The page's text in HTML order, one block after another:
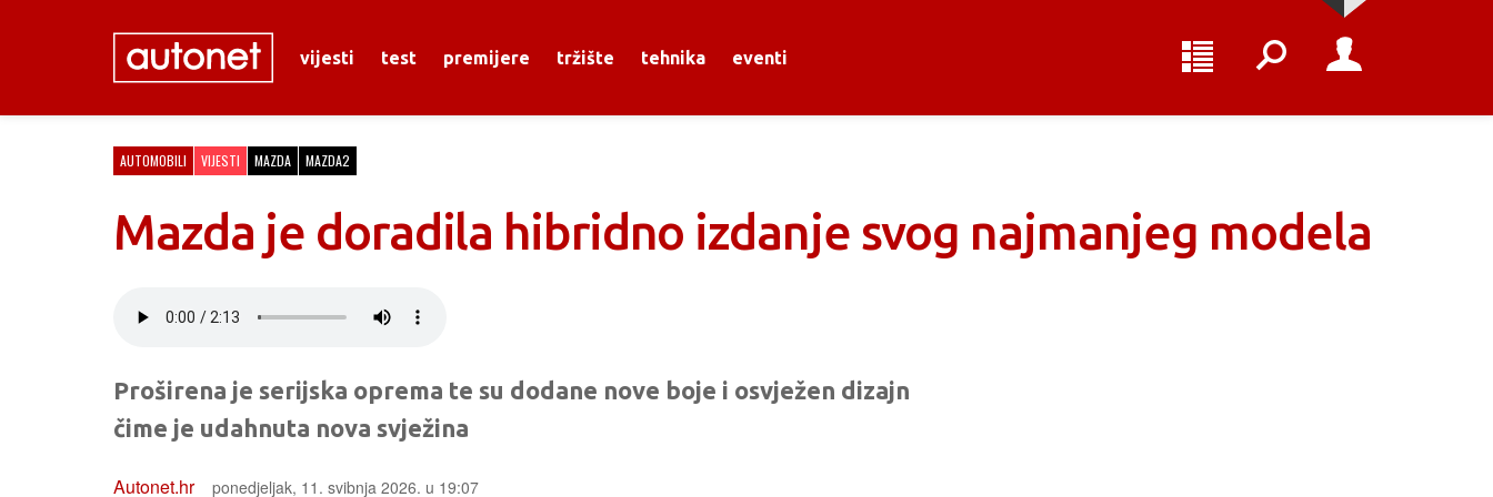
vijesti test premijere tržište tehnika eventi
AUTOMOBILI VIJESTI MAZDA MAZDA2
Mazda je doradila hibridno izdanje svog najmanjeg modela
Proširena je serijska oprema te su dodane nove boje i osvježen dizajn
čime je udahnuta nova svježina
Autonet.hr ponedjeljak, 11. svibnja 2026. u 19:07